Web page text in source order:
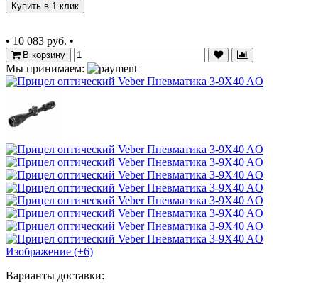
Купить в 1 клик
• 10 083 руб. •
В корзину
Мы принимаем:
Изображение (+6)
Варианты доставки: